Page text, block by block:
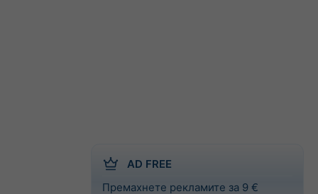
AD FREE
Премахнете рекламите за 9 €